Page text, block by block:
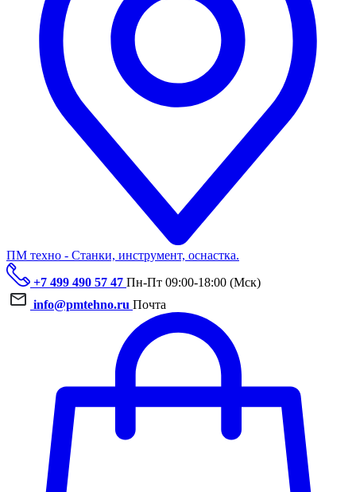
ПМ техно - Станки, инструмент, оснастка.
+7 499 490 57 47 Пн-Пт 09:00-18:00 (Мск)
info@pmtehno.ru Почта